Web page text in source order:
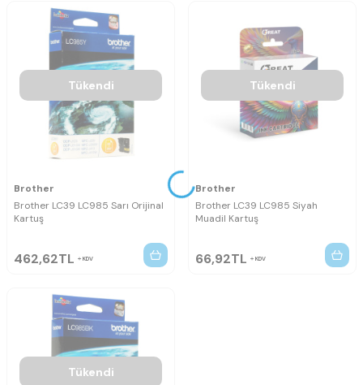
Tükendi
Brother
Brother LC39 LC985 Sarı Orijinal
Kartuş
462,62TL KDV
Tükendi
Brother
Brother LC39 LC985 Siyah
Muadil Kartuş
66,92TL KDV
Tükendi